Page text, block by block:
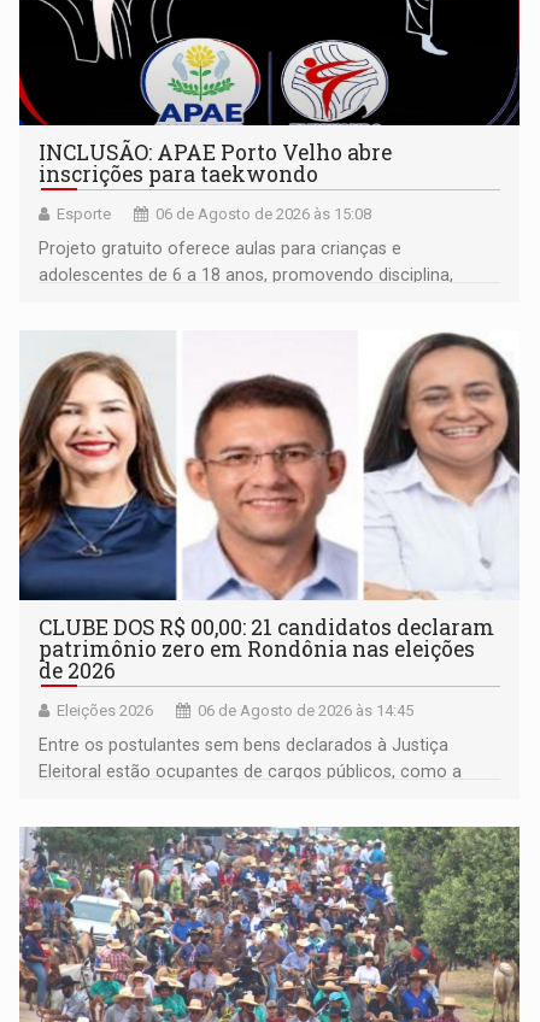
INCLUSÃO: APAE Porto Velho abre
inscrições para taekwondo
Esporte 06 de Agosto de 2026 às 15:08
Projeto gratuito oferece aulas para crianças e
adolescentes de 6 a 18 anos, promovendo disciplina,
CLUBE DOS R$ 00,00: 21 candidatos declaram
patrimônio zero em Rondônia nas eleições
de 2026
Eleições 2026 06 de Agosto de 2026 às 14:45
Entre os postulantes sem bens declarados à Justiça
Eleitoral estão ocupantes de cargos públicos, como a
Pedro Geovar (PP) e a vice-prefeita Magna dos Anjos
(NOVO)